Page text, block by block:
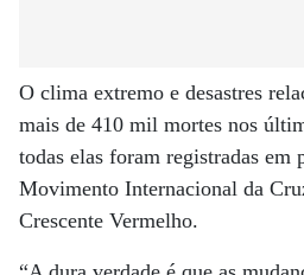
O clima extremo e desastres
mais de 410 mil mortes nos
todas elas foram registradas em
Movimento Internacional da
Crescente Vermelho.